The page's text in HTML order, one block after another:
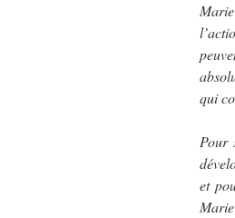
qui
Pour
et